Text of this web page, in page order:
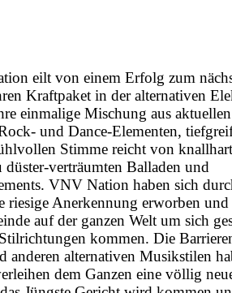
eilt von einem Erfolg zum
Kraftpaket in der alternativen
einmalige Mischung aus aktuellen
und Dance-Elementen,
Stimme reicht von
verträumten Balladen und
VNV Nation haben sich
riesige Anerkennung erworben und
auf der ganzen Welt um sich
kommen. Die
anderen alternativen Musikstilen
dem Ganzen eine völlig